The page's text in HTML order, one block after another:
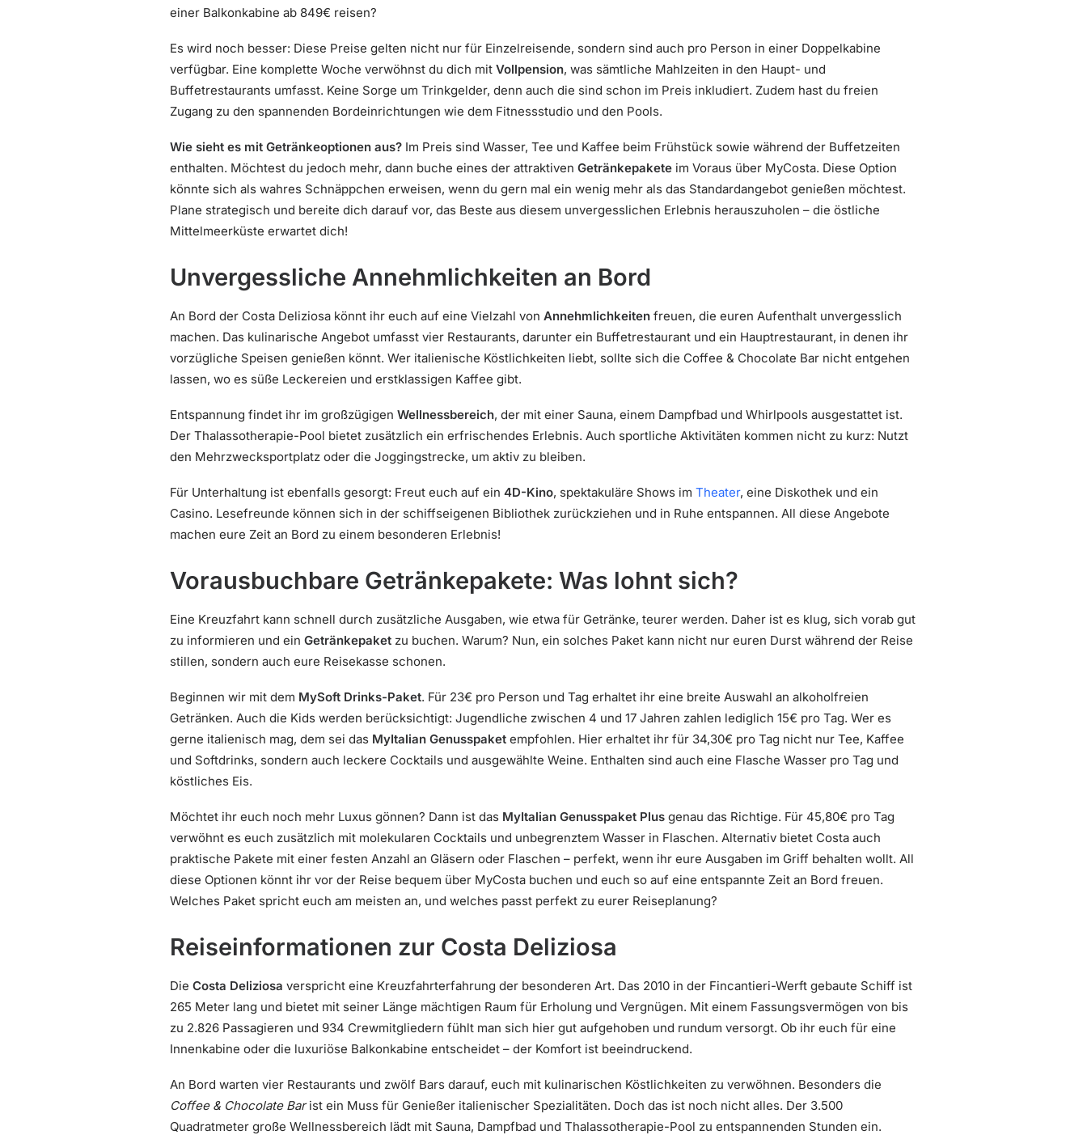
einer Balkonkabine ab 849€ reisen?
Es wird noch besser: Diese Preise gelten nicht nur für Einzelreisende, sondern sind auch pro Person in einer Doppelkabine
verfügbar. Eine komplette Woche verwöhnst du dich mit Vollpension, was sämtliche Mahlzeiten in den Haupt- und
Buffetrestaurants umfasst. Keine Sorge um Trinkgelder, denn auch die sind schon im Preis inkludiert. Zudem hast du freien
Zugang zu den spannenden Bordeinrichtungen wie dem Fitnessstudio und den Pools.
Wie sieht es mit Getränkeoptionen aus? Im Preis sind Wasser, Tee und Kaffee beim Frühstück sowie während der Buffetzeiten
enthalten. Möchtest du jedoch mehr, dann buche eines der attraktiven Getränkepakete im Voraus über MyCosta. Diese Option
könnte sich als wahres Schnäppchen erweisen, wenn du gern mal ein wenig mehr als das Standardangebot genießen möchtest.
Plane strategisch und bereite dich darauf vor, das Beste aus diesem unvergesslichen Erlebnis herauszuholen – die östliche
Mittelmeerküste erwartet dich!
Unvergessliche Annehmlichkeiten an Bord
An Bord der Costa Deliziosa könnt ihr euch auf eine Vielzahl von Annehmlichkeiten freuen, die euren Aufenthalt unvergesslich
machen. Das kulinarische Angebot umfasst vier Restaurants, darunter ein Buffetrestaurant und ein Hauptrestaurant, in denen ihr
vorzügliche Speisen genießen könnt. Wer italienische Köstlichkeiten liebt, sollte sich die Coffee & Chocolate Bar nicht entgehen
lassen, wo es süße Leckereien und erstklassigen Kaffee gibt.
Entspannung findet ihr im großzügigen Wellnessbereich, der mit einer Sauna, einem Dampfbad und Whirlpools ausgestattet ist.
Der Thalassotherapie-Pool bietet zusätzlich ein erfrischendes Erlebnis. Auch sportliche Aktivitäten kommen nicht zu kurz: Nutzt
den Mehrzwecksportplatz oder die Joggingstrecke, um aktiv zu bleiben.
Für Unterhaltung ist ebenfalls gesorgt: Freut euch auf ein 4D-Kino, spektakuläre Shows im Theater, eine Diskothek und ein
Casino. Lesefreunde können sich in der schiffseigenen Bibliothek zurückziehen und in Ruhe entspannen. All diese Angebote
machen eure Zeit an Bord zu einem besonderen Erlebnis!
Vorausbuchbare Getränkepakete: Was lohnt sich?
Eine Kreuzfahrt kann schnell durch zusätzliche Ausgaben, wie etwa für Getränke, teurer werden. Daher ist es klug, sich vorab gut
zu informieren und ein Getränkepaket zu buchen. Warum? Nun, ein solches Paket kann nicht nur euren Durst während der Reise
stillen, sondern auch eure Reisekasse schonen.
Beginnen wir mit dem MySoft Drinks-Paket. Für 23€ pro Person und Tag erhaltet ihr eine breite Auswahl an alkoholfreien
Getränken. Auch die Kids werden berücksichtigt: Jugendliche zwischen 4 und 17 Jahren zahlen lediglich 15€ pro Tag. Wer es
gerne italienisch mag, dem sei das MyItalian Genusspaket empfohlen. Hier erhaltet ihr für 34,30€ pro Tag nicht nur Tee, Kaffee
und Softdrinks, sondern auch leckere Cocktails und ausgewählte Weine. Enthalten sind auch eine Flasche Wasser pro Tag und
köstliches Eis.
Möchtet ihr euch noch mehr Luxus gönnen? Dann ist das MyItalian Genusspaket Plus genau das Richtige. Für 45,80€ pro Tag
verwöhnt es euch zusätzlich mit molekularen Cocktails und unbegrenztem Wasser in Flaschen. Alternativ bietet Costa auch
praktische Pakete mit einer festen Anzahl an Gläsern oder Flaschen – perfekt, wenn ihr eure Ausgaben im Griff behalten wollt. All
diese Optionen könnt ihr vor der Reise bequem über MyCosta buchen und euch so auf eine entspannte Zeit an Bord freuen.
Welches Paket spricht euch am meisten an, und welches passt perfekt zu eurer Reiseplanung?
Reiseinformationen zur Costa Deliziosa
Die Costa Deliziosa verspricht eine Kreuzfahrterfahrung der besonderen Art. Das 2010 in der Fincantieri-Werft gebaute Schiff ist
265 Meter lang und bietet mit seiner Länge mächtigen Raum für Erholung und Vergnügen. Mit einem Fassungsvermögen von bis
zu 2.826 Passagieren und 934 Crewmitgliedern fühlt man sich hier gut aufgehoben und rundum versorgt. Ob ihr euch für eine
Innenkabine oder die luxuriöse Balkonkabine entscheidet – der Komfort ist beeindruckend.
An Bord warten vier Restaurants und zwölf Bars darauf, euch mit kulinarischen Köstlichkeiten zu verwöhnen. Besonders die
Coffee & Chocolate Barist ein Muss für Genießer italienischer Spezialitäten. Doch das ist noch nicht alles. Der 3.500
Quadratmeter große Wellnessbereich lädt mit Sauna, Dampfbad und Thalassotherapie-Pool zu entspannenden Stunden ein.